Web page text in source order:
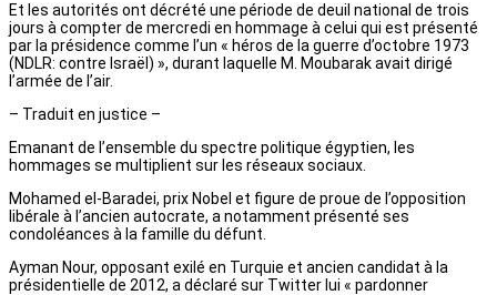
Et les autorités ont décrété une période de deuil national de trois
jours à compter de mercredi en hommage à celui qui est présenté
par la présidence comme l’un « héros de la guerre d’octobre 1973
(NDLR: contre Israël) », durant laquelle M. Moubarak avait dirigé
l’armée de l’air.
– Traduit en justice –
Emanant de l’ensemble du spectre politique égyptien, les
hommages se multiplient sur les réseaux sociaux.
Mohamed el-Baradei, prix Nobel et figure de proue de l’opposition
libérale à l’ancien autocrate, a notamment présenté ses
condoléances à la famille du défunt.
Ayman Nour, opposant exilé en Turquie et ancien candidat à la
présidentielle de 2012, a déclaré sur Twitter lui « pardonner